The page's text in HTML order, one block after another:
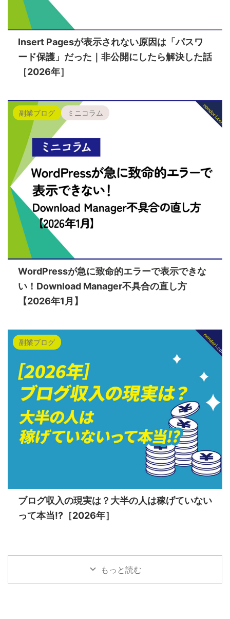
Insert Pagesが表示されない原因は「パスワ
ード保護」だった｜非公開にしたら解決した話
［2026年］
副業ブログ ミニコラム
WordPressが急に致命的エラーで表示できな
い！Download Manager不具合の直し方
【2026年1月】
副業ブログ
ブログ収入の現実は？大半の人は稼げていない
って本当!?［2026年］
もっと読む